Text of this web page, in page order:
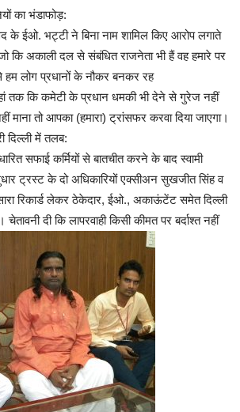
का भंडाफोड़:
के ईओ. भट्टी ने बिना नाम शामिल किए आरोप लगाते
कि अकाली दल से संबंधित राजनेता भी हैं वह हमारे पर
हम लोग प्रधानों के नौकर बनकर रह
तक कि कमेटी के प्रधान धमकी भी देने से गुरेज नहीं
माना तो आपका (हमारा) ट्रांसफर करवा दिया जाएगा।
दिल्ली में तलब:
सफाई कर्मियों से बातचीत करने के बाद स्वामी
ट्रस्ट के दो अधिकारियों एक्सीअन सुखजीत सिंह व
रिकार्ड लेकर ठेकेदार, ईओ., अकाऊंटेंट समेत दिल्ली
दी कि लापरवाही किसी कीमत पर बर्दाश्त नहीं